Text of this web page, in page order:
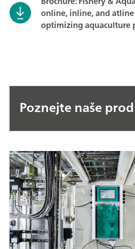
online, inline, and
optimizing aquaculture
Poznejte naše